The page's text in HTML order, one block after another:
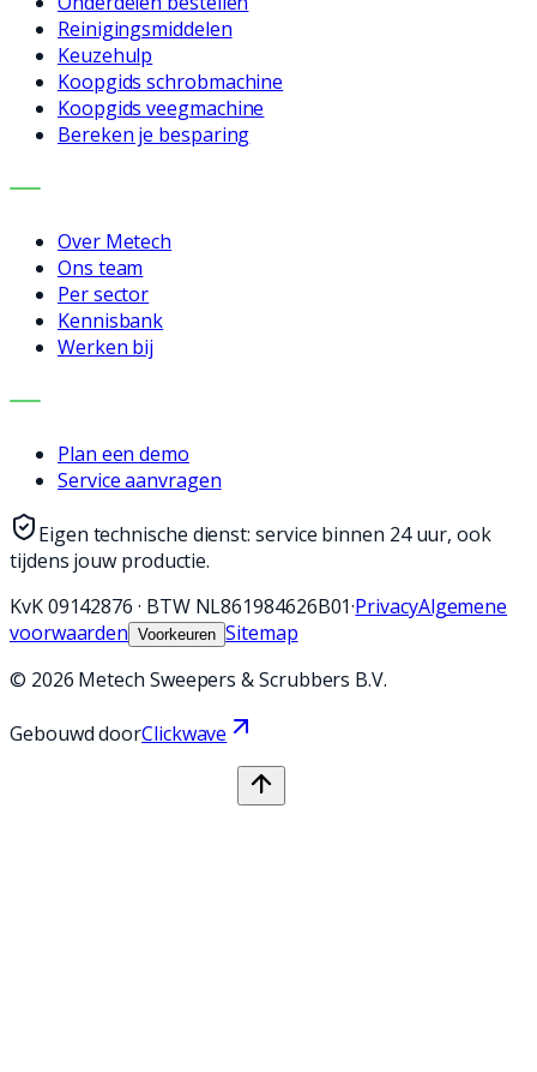
Reinigingsmiddelen
Keuzehulp
Koopgids schrobmachine
Koopgids veegmachine
Bereken je besparing
BEDRIJF
Over Metech
Ons team
Per sector
Kennisbank
Werken bij
CONTACT
Plan een demo
Service aanvragen
Eigen technische dienst: service binnen 24 uur, ook
tijdens jouw productie.
KvK09142876 · BTW NL861984626B01·PrivacyAlgemene
voorwaarden Voorkeuren Sitemap
© 2026 Metech Sweepers & Scrubbers B.V.
Gebouwd doorClickwave